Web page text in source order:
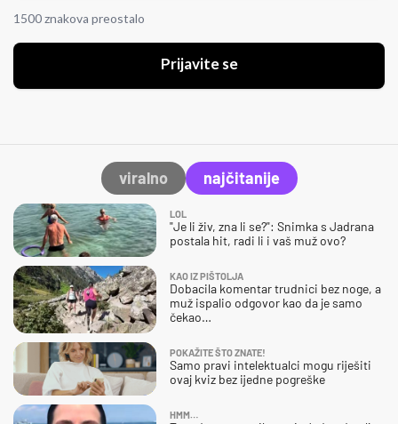
1500 znakova preostalo
Prijavite se
viralno najčitanije
LOL
"Je li živ, zna li se?": Snimka s Jadrana
postala hit, radi li i vaš muž ovo?
KAO IZ PIŠTOLJA
Dobacila komentar trudnici bez noge, a
muž ispalio odgovor kao da je samo
čekao…
POKAŽITE ŠTO ZNATE!
Samo pravi intelektualci mogu riješiti
ovaj kviz bez ijedne pogreške
HMM…